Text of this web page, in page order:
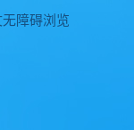
无障碍浏览